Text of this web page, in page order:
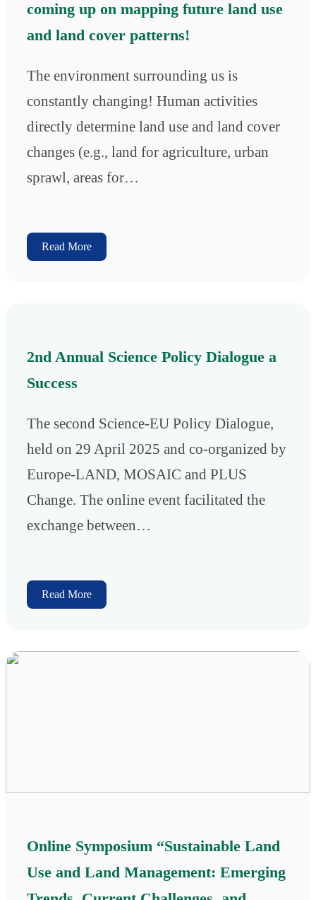
coming up on mapping future land use
and land cover patterns!
The environment surrounding us is
constantly changing! Human activities
directly determine land use and land cover
changes (e.g., land for agriculture, urban
sprawl, areas for…
Read More
2nd Annual Science Policy Dialogue a
Success
The second Science-EU Policy Dialogue,
held on 29 April 2025 and co-organized by
Europe-LAND, MOSAIC and PLUS
Change. The online event facilitated the
exchange between…
Read More
Online Symposium “Sustainable Land
Use and Land Management: Emerging